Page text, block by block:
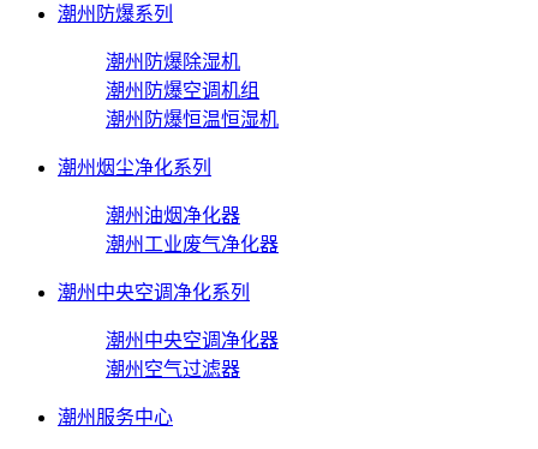
潮州防爆系列
潮州防爆除湿机
潮州防爆空调机组
潮州防爆恒温恒湿机
潮州烟尘净化系列
潮州油烟净化器
潮州工业废气净化器
潮州中央空调净化系列
潮州中央空调净化器
潮州空气过滤器
潮州服务中心